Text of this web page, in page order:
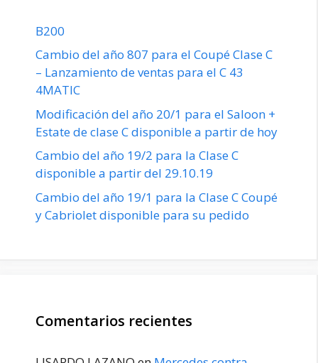
B200
Cambio del año 807 para el Coupé Clase C
– Lanzamiento de ventas para el C 43
4MATIC
Modificación del año 20/1 para el Saloon +
Estate de clase C disponible a partir de hoy
Cambio del año 19/2 para la Clase C
disponible a partir del 29.10.19
Cambio del año 19/1 para la Clase C Coupé
y Cabriolet disponible para su pedido
Comentarios recientes